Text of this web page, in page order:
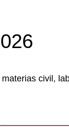
civil,